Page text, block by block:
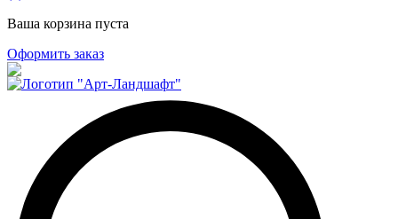
Ваша корзина пуста
Оформить заказ